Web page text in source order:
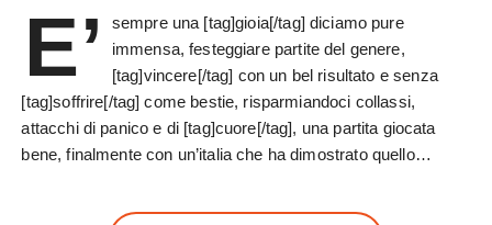
E’
sempre una [tag]gioia[/tag] diciamo pure
immensa, festeggiare partite del genere,
[tag]vincere[/tag] con un bel risultato e senza
[tag]soffrire[/tag] come bestie, risparmiandoci collassi,
attacchi di panico e di [tag]cuore[/tag], una partita giocata
bene, finalmente con un’italia che ha dimostrato quello…